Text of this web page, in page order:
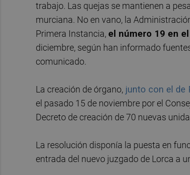
trabajo. Las quejas se mantienen a
murciana. No en vano, la
Primera Instancia, el número 19 en
diciembre, según han informado
comunicado.
La creación de órgano, junto con el de
el pasado 15 de noviembre por el
Decreto de creación de 70 nuevas
La resolución disponía la puesta en
entrada del nuevo juzgado de Lorca a